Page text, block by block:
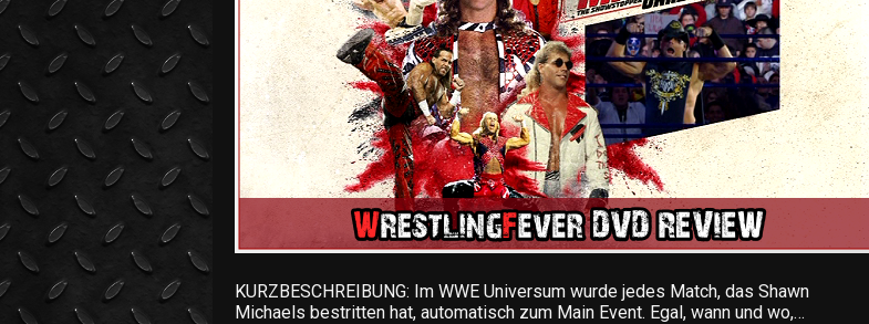
KURZBESCHREIBUNG: Im WWE Universum wurde jedes Match, das Shawn
Michaels bestritten hat, automatisch zum Main Event. Egal, wann und wo,…